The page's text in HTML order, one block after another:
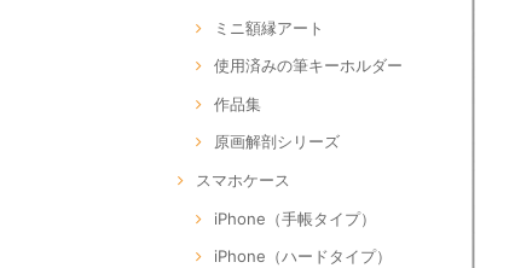
ミニ額縁アート
使用済みの筆キーホルダー
作品集
原画解剖シリーズ
スマホケース
iPhone（手帳タイプ）
iPhone（ハードタイプ）